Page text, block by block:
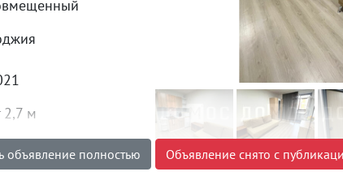
2,7 м
объявление полностью Объявление снято с